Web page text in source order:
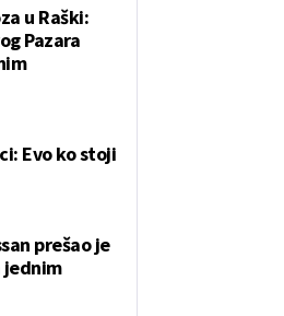
u Raški:
Pazara
Evo ko stoji
prešao je
jednim